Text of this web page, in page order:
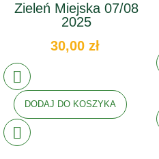
Zieleń Miejska 07/08
2025
30,00 zł
DODAJ DO KOSZYKA